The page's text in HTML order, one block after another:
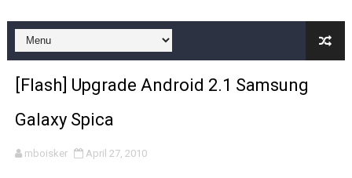
[Flash] Upgrade Android 2.1 Samsung
Galaxy Spica
mboisker April 27, 2010